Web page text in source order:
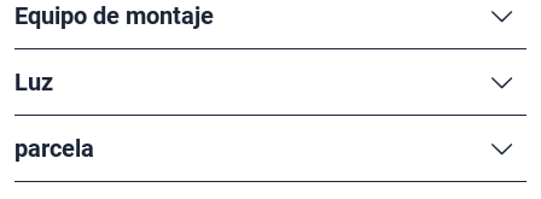
Equipo de montaje
Luz
parcela